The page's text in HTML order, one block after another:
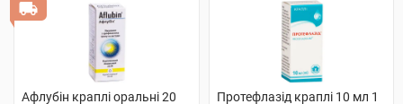
Афлубін краплі оральні 20 Протефлазід краплі 10 мл 1